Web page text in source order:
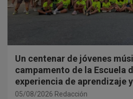
Un centenar de jóvenes
campamento de la Escuela
experiencia de aprendizaje
05/08/2026 Redacción